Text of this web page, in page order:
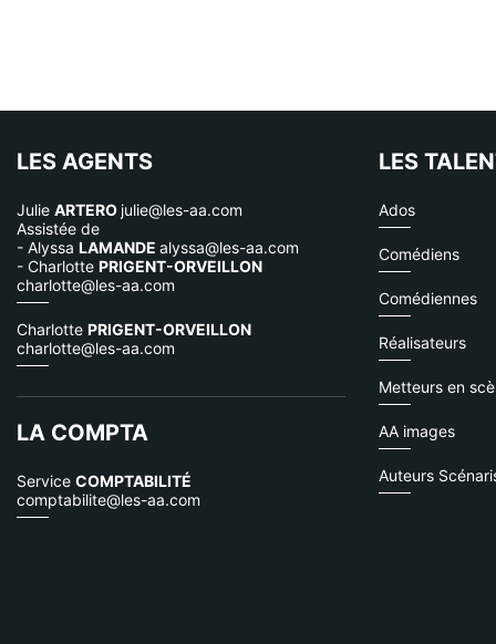
LES AGENTS
Julie ARTERO julie@les-aa.com
Assistée de
- Alyssa LAMANDE alyssa@les-aa.com
- Charlotte PRIGENT-ORVEILLON
charlotte@les-aa.com
Charlotte PRIGENT-ORVEILLON
charlotte@les-aa.com
LA COMPTA
Service COMPTABILITÉ
comptabilite@les-aa.com
LES
Ados
Comédiens
Comédiennes
Réalisateurs
Metteurs en
AA images
Auteurs